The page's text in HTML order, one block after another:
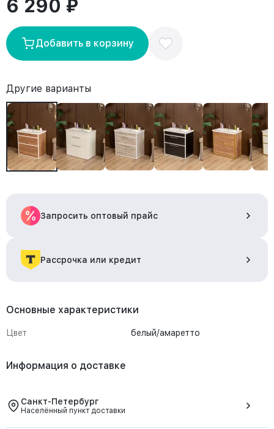
6 290 ₽
Добавить в корзину
Другие варианты
Запросить оптовый прайс
Рассрочка или кредит
Основные характеристики
Цвет белый/амаретто
Информация о доставке
Санкт-Петербург
Населённый пункт доставки